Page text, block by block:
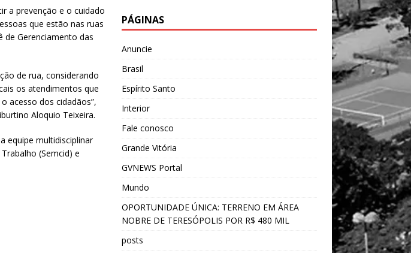
a prevenção e o cuidado
que estão nas ruas
de Gerenciamento das
de rua, considerando
os atendimentos que
acesso dos cidadãos”,
Aloquio Teixeira.
equipe multidisciplinar
(Semcid) e
PÁGINAS
Anuncie
Brasil
Espírito Santo
Interior
Fale conosco
Grande Vitória
GVNEWS Portal
Mundo
OPORTUNIDADE ÚNICA: TERRENO EM ÁREA
NOBRE DE TERESÓPOLIS POR R$ 480 MIL
posts